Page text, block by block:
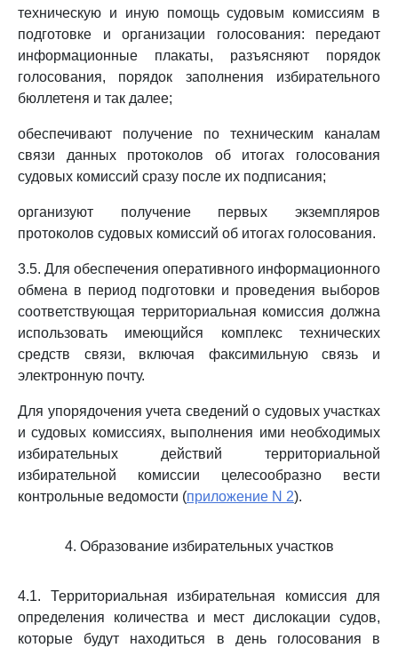
техническую и иную помощь судовым комиссиям в
подготовке и организации голосования: передают
информационные плакаты, разъясняют порядок
голосования, порядок заполнения избирательного
бюллетеня и так далее;
обеспечивают получение по техническим каналам
связи данных протоколов об итогах голосования
судовых комиссий сразу после их подписания;
организуют получение первых экземпляров
протоколов судовых комиссий об итогах голосования.
3.5. Для обеспечения оперативного информационного
обмена в период подготовки и проведения выборов
соответствующая территориальная комиссия должна
использовать имеющийся комплекс технических
средств связи, включая факсимильную связь и
электронную почту.
Для упорядочения учета сведений о судовых участках
и судовых комиссиях, выполнения ими необходимых
избирательных действий территориальной
избирательной комиссии целесообразно вести
контрольные ведомости (приложение N 2).
4. Образование избирательных участков
4.1. Территориальная избирательная комиссия для
определения количества и мест дислокации судов,
которые будут находиться в день голосования в